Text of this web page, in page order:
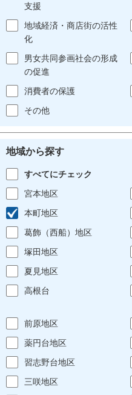
支援
地域経済・商店街の活性
化
男女共同参画社会の形成
の促進
消費者の保護
その他
地域から探す
すべてにチェック
宮本地区
本町地区
葛飾（西船）地区
塚田地区
夏見地区
高根台
前原地区
薬円台地区
習志野台地区
三咲地区